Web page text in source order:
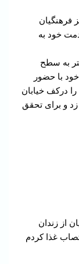
فرهنگیان
خدمت خود به
به سطح
با حضور
درکف خیابان
زد و برای تحقق
از زندان
غذا کردم